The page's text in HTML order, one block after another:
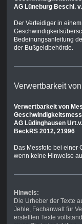
AG Lüneburg Beschl.
Der Verteidiger in
Bedeinungsanleitung
der Bußgeldbehörde.
Verwertbarkeit
Verwertbarkeit von
AG Lüdinghausen
BeckRS 2012, 21996
Das Messfoto bei einer
wenn keine Hinweise
Hinweis:
Die Urheber der Texte
Jehle, Fachanwalt für
erstellten Texte